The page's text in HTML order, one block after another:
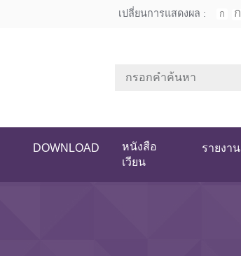
เปลี่ยนการแสดงผล :
DOWNLOAD
หนังสือ
เวียน
รายงาน